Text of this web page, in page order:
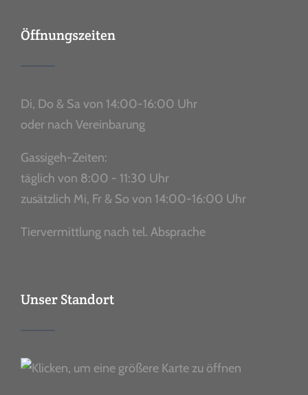
Öffnungszeiten
Di, Do & Sa von 14:00-16:00 Uhr
oder nach Vereinbarung
Gassigeh-Zeiten:
täglich von 8:00 - 11:30 Uhr
zusätzlich Mi, Fr & So von 14:00-16:00 Uhr
Tiervermittlung nach tel. Absprache
Unser Standort